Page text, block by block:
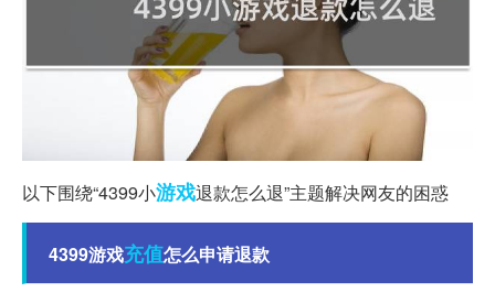
以下围绕“4399小游戏退款怎么退”主题解决网友的困惑
4399游戏充值怎么申请退款